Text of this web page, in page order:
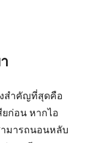
สำคัญที่สุดคือ
ยก่อน หากไอ
มารถนอนหลับ